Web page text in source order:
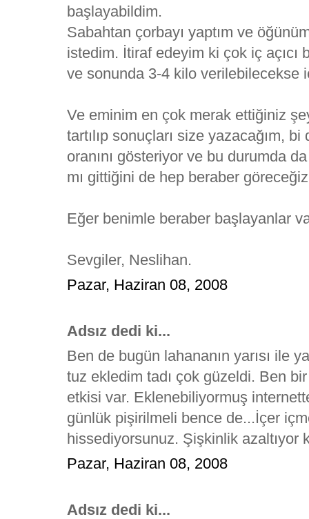
başlayabildim.
Sabahtan çorbayı yaptım ve
istedim. İtiraf edeyim ki çok iç açıcı
ve sonunda 3-4 kilo verilebilecekse
Ve eminim en çok merak ettiğiniz
tartılıp sonuçları size yazacağım,
oranını gösteriyor ve bu durumda
mı gittiğini de hep beraber göreceğiz
Eğer benimle beraber başlayanlar
Sevgiler, Neslihan.
Pazar, Haziran 08, 2008
Adsız dedi ki...
Ben de bugün lahananın yarısı ile
tuz ekledim tadı çok güzeldi. Ben
etkisi var. Eklenebiliyormuş
günlük pişirilmeli bence de...İçer
hissediyorsunuz. Şişkinlik azaltıyor
Pazar, Haziran 08, 2008
Adsız dedi ki...